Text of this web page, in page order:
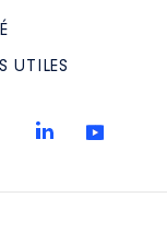
UTILES